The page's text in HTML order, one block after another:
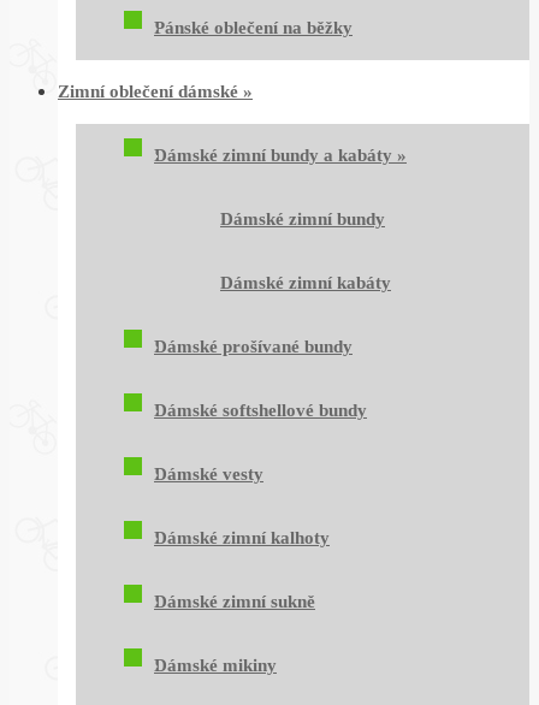
Pánské oblečení na běžky
Zimní oblečení dámské »
Dámské zimní bundy a kabáty »
Dámské zimní bundy
Dámské zimní kabáty
Dámské prošívané bundy
Dámské softshellové bundy
Dámské vesty
Dámské zimní kalhoty
Dámské zimní sukně
Dámské mikiny